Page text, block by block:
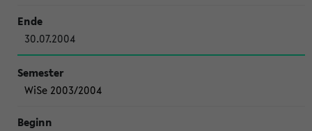
30.07.2004
WiSe 2003/2004